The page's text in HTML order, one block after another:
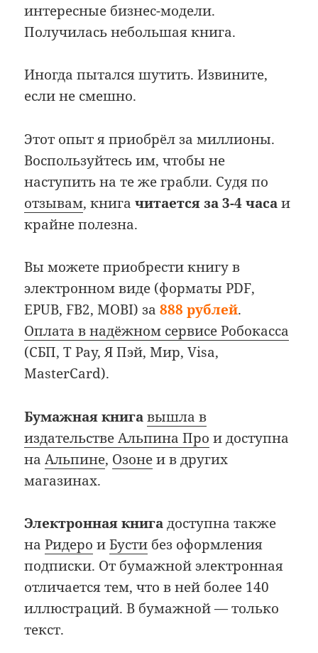
интересные бизнес-модели.
Получилась небольшая книга.
Иногда пытался шутить. Извините,
если не смешно.
Этот опыт я приобрёл за миллионы.
Воспользуйтесь им, чтобы не
наступить на те же грабли. Судя по
отзывам, книгачитается за 3-4 часаи
крайне полезна.
Вы можете приобрести книгу в
электронном виде (форматы PDF,
EPUB, FB2, MOBI) за888 рублей.
Оплата в надёжном сервисе Робокасса
(СБП, T Pay, Я Пэй, Мир, Visa,
MasterCard).
Бумажная книга вышла в
издательстве Альпина Про и доступна
наАльпине, Озонеи в других
магазинах.
Электронная книгадоступна также
наРидеро иБусти без оформления
подписки. От бумажной электронная
отличается тем, что в ней более 140
иллюстраций. В бумажной — только
текст.